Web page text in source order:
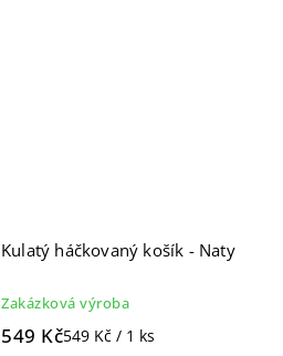
Kulatý háčkovaný košík - Naty
Zakázková výroba
549 Kč549 Kč / 1 ks